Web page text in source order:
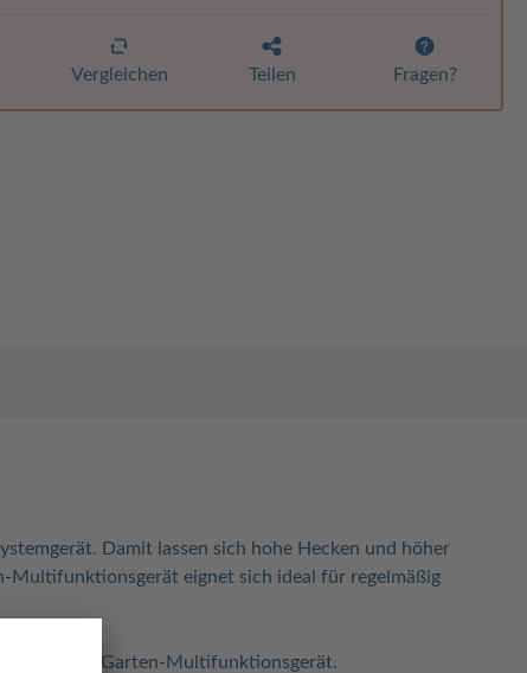
Vergleichen Teilen Fragen?
Damit lassen sich hohe Hecken und höher
Multifunktionsgerät eignet sich ideal für regelmäßig
einzigen Garten-Multifunktionsgerät.